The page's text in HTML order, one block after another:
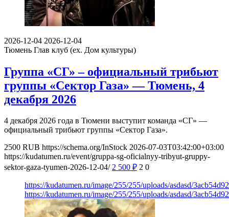
2026-12-04 2026-12-04
Тюмень Глав клуб (ex. Дом культуры)
Группа «СГ» – официальный трибьют
группы «Сектор Газа» — Тюмень, 4
декабря 2026
4 декабря 2026 года в Тюмени выступит команда «СГ» —
официальный трибьют группы «Сектор Газа».
2500 RUB https://schema.org/InStock 2026-07-03T03:42:00+03:00
https://kudatumen.ru/event/gruppa-sg-oficialnyy-tribyut-gruppy-
sektor-gaza-tyumen-2026-12-04/ 2 500 ₽ 2 0
https://kudatumen.ru/image/255/255/uploads/asdasd/
https://kudatumen.ru/image/255/255/uploads/asdasd/